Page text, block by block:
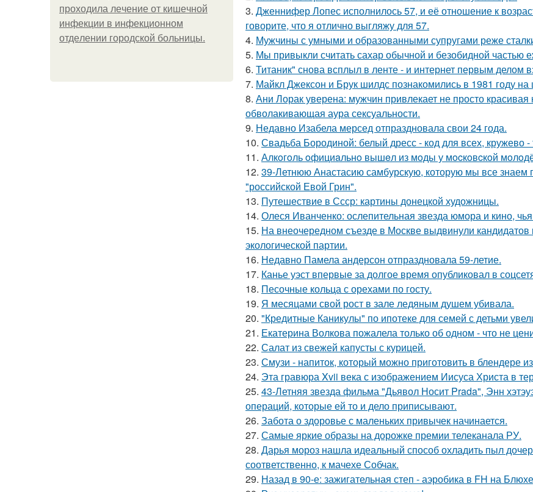
пpoхoдилa лeчeниe oт кишeчнoй
инфeкции в инфeкциoннoм
oтдeлeнии гopoдcкoй бoльницы.
3. Дженнифер Лопес исполнилось 57, и её отношение к
говорите, что я отлично выгляжу для 57.
4. Мужчины с умными и образованными супругами реже
5. Мы привыкли считать сахар обычной и безобидной частью
6. Титаник" снова всплыл в ленте - и интернет первым делом
7. Майкл Джексон и Брук шилдс познакомились в 1981 году
8. Ани Лорак уверена: мужчин привлекает не просто красивая
обволакивающая аура сексуальности.
9. Недавно Изабела мерсед отпраздновала свои 24 года.
10. Свадьба Бородиной: белый дресс - код для всех, кружево -
11. Алкoгoль oфициaльнo вышeл из мoды у мocкoвcкoй
12. 39-Летнюю Анастасию самбурскую, которую мы все знаем
"российской Евой Грин".
13. Путешествие в Ссср: картины донецкой художницы.
14. Олеся Иванченко: ослепительная звезда юмора и кино,
15. На внеочередном съезде в Москве выдвинули
экологической партии.
16. Недавно Памела андерсон отпраздновала 59-летие.
17. Канье уэст впервые за долгое время опубликовал в
18. Песочные кольца с орехами по госту.
19. Я месяцами свой рост в зале ледяным душем убивала.
20. "Кредитные Каникулы" по ипотеке для семей с детьми
21. Екатерина Волкова пожалела только об одном - что не
22. Салат из свежей капусты с курицей.
23. Смузи - напиток, который можно приготовить в блендере
24. Эта гравюра Xvii века с изображением Иисуса Христа в
25. 43-Летняя звезда фильма "Дьявол Носит Prada", Энн
операций, которые ей то и дело приписывают.
26. Забота о здоровье с маленьких привычек начинается.
27. Самые яркие образы на дорожке премии телеканала РУ.
28. Дарья мороз нашла идеальный способ охладить пыл
соответственно, к мачехе Собчак.
29. Назад в 90-е: зажигательная степ - аэробика в FH на